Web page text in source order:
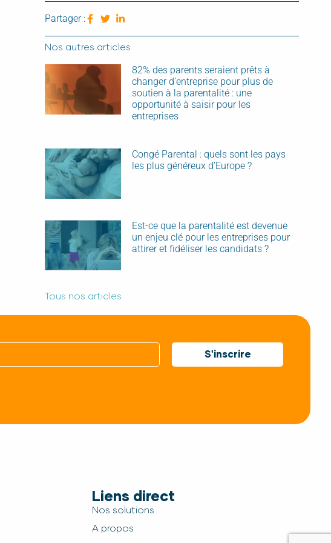
Partager :
Nos autres articles
82% des parents seraient prêts à
changer d’entreprise pour plus de
soutien à la parentalité : une
opportunité à saisir pour les
entreprises
Congé Parental : quels sont les pays
les plus généreux d’Europe ?
Est-ce que la parentalité est devenue
un enjeu clé pour les entreprises pour
attirer et fidéliser les candidats ?
Tous nos articles
S'inscrire
Liens direct
Nos solutions
A propos